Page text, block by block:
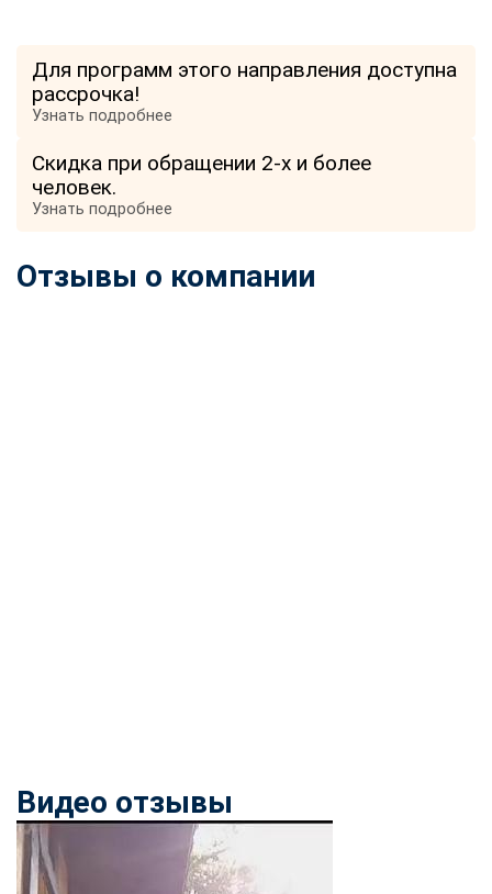
Для программ этого направления доступна
рассрочка!
Узнать подробнее
Скидка при обращении 2-х и более
человек.
Узнать подробнее
Отзывы о компании
Видео отзывы